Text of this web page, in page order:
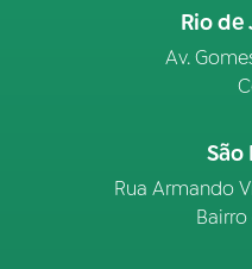
Rio de
Av.
São
Rua Armando